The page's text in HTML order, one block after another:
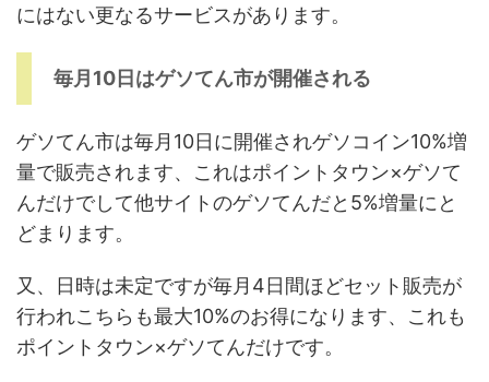
にはない更なるサービスがあります。
毎月10日はゲソてん市が開催される
ゲソてん市は毎月10日に開催されゲソコイン10%増
量で販売されます、これはポイントタウン×ゲソて
んだけでして他サイトのゲソてんだと5%増量にと
どまります。
又、日時は未定ですが毎月4日間ほどセット販売が
行われこちらも最大10%のお得になります、これも
ポイントタウン×ゲソてんだけです。